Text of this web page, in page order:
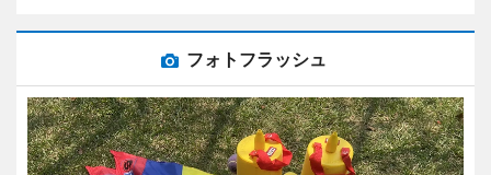
フォトフラッシュ